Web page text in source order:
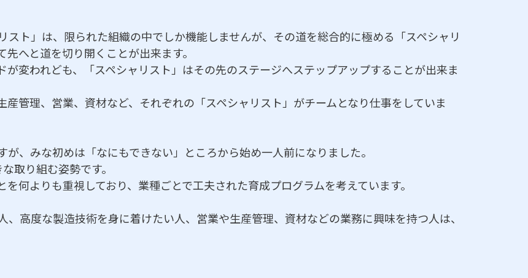
ト」は、限られた組織の中でしか機能しませんが、その道を総合的に極める「スペシャリ
へと道を切り開くことが出来ます。
変われども、「スペシャリスト」はその先のステージへステップアップすることが出来ま
管理、営業、資材など、それぞれの「スペシャリスト」がチームとなり仕事をしていま
が、みな初めは「なにもできない」ところから始め一人前になりました。
取り組む姿勢です。
何よりも重視しており、業種ごとで工夫された育成プログラムを考えています。
高度な製造技術を身に着けたい人、営業や生産管理、資材などの業務に興味を持つ人は、